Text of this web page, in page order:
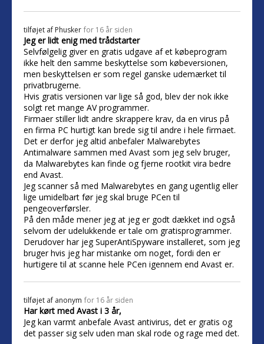
tilføjet af Phusker for 16 år siden
Jeg er lidt enig med trådstarter
Selvfølgelig giver en gratis udgave af et købeprogram
ikke helt den samme beskyttelse som købeversionen,
men beskyttelsen er som regel ganske udemærket til
privatbrugerne.
Hvis gratis versionen var lige så god, blev der nok ikke
solgt ret mange AV programmer.
Firmaer stiller lidt andre skrappere krav, da en virus på
en firma PC hurtigt kan brede sig til andre i hele firmaet.
Det er derfor jeg altid anbefaler Malwarebytes
Antimalware sammen med Avast som jeg selv bruger,
da Malwarebytes kan finde og fjerne rootkit vira bedre
end Avast.
Jeg scanner så med Malwarebytes en gang ugentlig eller
lige umidelbart før jeg skal bruge PCen til
pengeoverførsler.
På den måde mener jeg at jeg er godt dækket ind også
selvom der udelukkende er tale om gratisprogrammer.
Derudover har jeg SuperAntiSpyware installeret, som jeg
bruger hvis jeg har mistanke om noget, fordi den er
hurtigere til at scanne hele PCen igennem end Avast er.
tilføjet af anonym for 16 år siden
Har kørt med Avast i 3 år,
Jeg kan varmt anbefale Avast antivirus, det er gratis og
det passer sig selv uden man skal rode og rage med det.